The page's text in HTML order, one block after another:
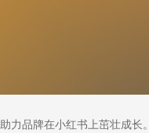
品牌在小红书上茁壮成长。